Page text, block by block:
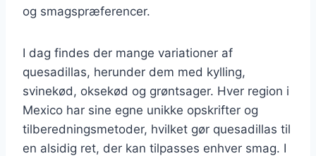
og smagspræferencer.
I dag findes der mange variationer af
quesadillas, herunder dem med kylling,
svinekød, oksekød og grøntsager. Hver region i
Mexico har sine egne unikke opskrifter og
tilberedningsmetoder, hvilket gør quesadillas til
en alsidig ret, der kan tilpasses enhver smag. I